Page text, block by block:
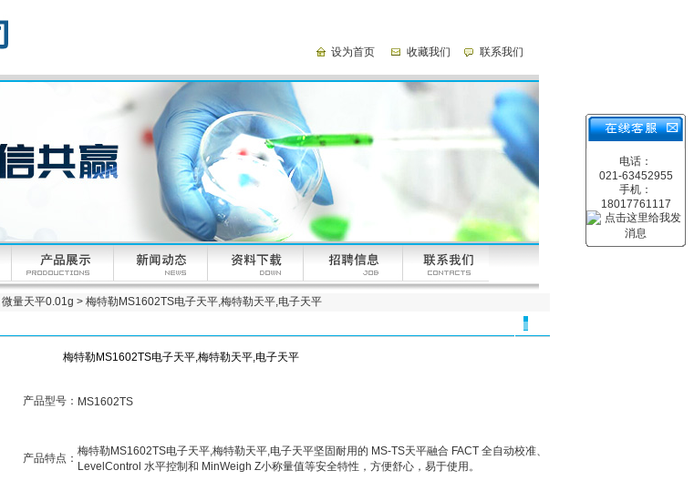
设为首页 收藏我们 联系我们
电话：
021-63452955
手机：
18017761117
微量天平0.01g > 梅特勒MS1602TS电子天平,梅特勒天平,电子天平
梅特勒MS1602TS电子天平,梅特勒天平,电子天平
产品型号： MS1602TS
产品特点：
梅特勒MS1602TS电子天平,梅特勒天平,电子天平坚固耐用的 MS-TS天平融合 FACT 全自动校准、
LevelControl 水平控制和 MinWeigh Z小称量值等安全特性，方便舒心，易于使用。